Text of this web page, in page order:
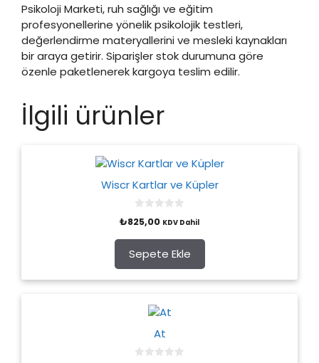
Psikoloji Marketi, ruh sağlığı ve eğitim
profesyonellerine yönelik psikolojik testleri,
değerlendirme materyallerini ve mesleki kaynakları
bir araya getirir. Siparişler stok durumuna göre
özenle paketlenerek kargoya teslim edilir.
İlgili ürünler
Wiscr Kartlar ve Küpler
o
t
o
f
5
₺825,00 KDV Dahil
Sepete Ekle
At